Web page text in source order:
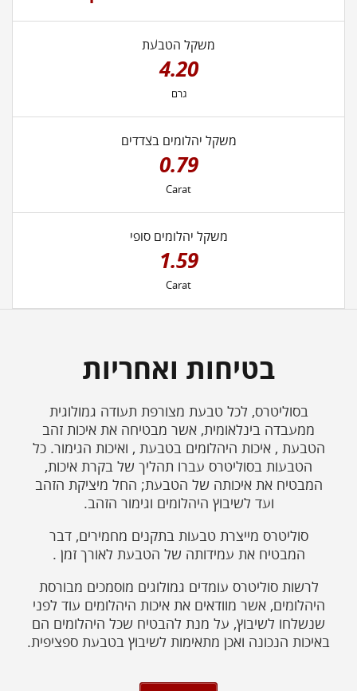
משקל הטבעת
4.20
גרם
משקל יהלומים בצדדים
0.79
Carat
משקל יהלומים סופי
1.59
Carat
בטיחות ואחריות
בסוליטרס, לכל טבעת מצורפת תעודה גמולוגית
ממעבדה בינלאומית, אשר מבטיחה את איכות זהב
הטבעת , איכות היהלומים בטבעת , ואיכות הגימור. כל
הטבעות בסוליטרס עברו תהליך של בקרת איכות,
המבטיח את איכותה של הטבעת; החל מיציקת הזהב
ועד לשיבוץ היהלומים וגימור הזהב.
סוליטרס מייצרת טבעות בתקנים מחמירים, דבר
המבטיח את עמידותה של הטבעת לאורך זמן .
לרשות סוליטרס עומדים גמולוגים מוסמכים מבורסת
היהלומים, אשר מוודאים את איכות היהלומים עוד לפני
שנשלחו לשיבוץ, על מנת להבטיח שכל היהלומים הם
באיכות הנכונה ואכן מתאימות לשיבוץ בטבעת ספציפית.